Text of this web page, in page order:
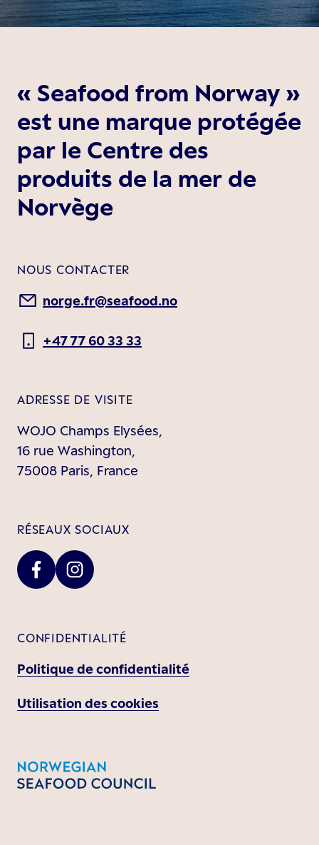
« Seafood from Norway »
est une marque protégée
par le Centre des
produits de la mer de
Norvège
NOUS CONTACTER
norge.fr@seafood.no
+47 77 60 33 33
ADRESSE DE VISITE
WOJO Champs Elysées,
16 rue Washington,
75008 Paris, France
RÉSEAUX SOCIAUX
CONFIDENTIALITÉ
Politique de confidentialité
Utilisation des cookies